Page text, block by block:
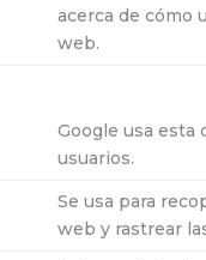
acerca de cómo
web.
Google usa esta
usuarios.
Se usa para
web y rastrear